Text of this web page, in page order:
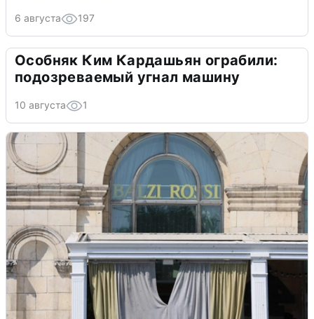
6 августа 197
Особняк Ким Кардашьян ограбили:
подозреваемый угнал машину
10 августа 1